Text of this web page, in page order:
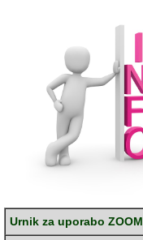
Urnik za uporabo